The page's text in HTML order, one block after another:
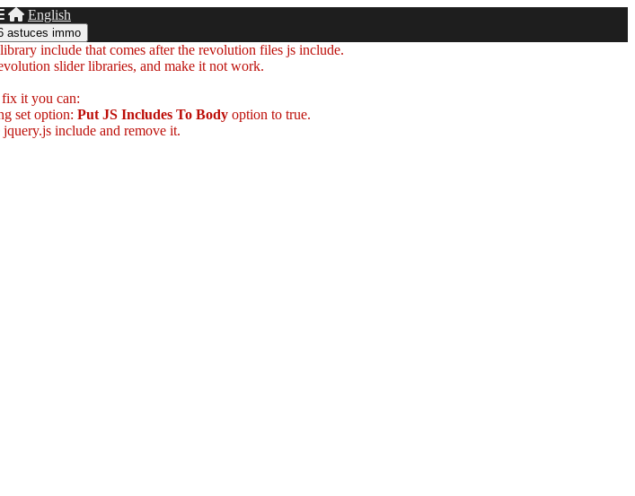
English
astuces immo
include that comes after the revolution files js include.
slider libraries, and make it not work.
it you can:
set option: Put JS Includes To Bodyoption to true.
include and remove it.